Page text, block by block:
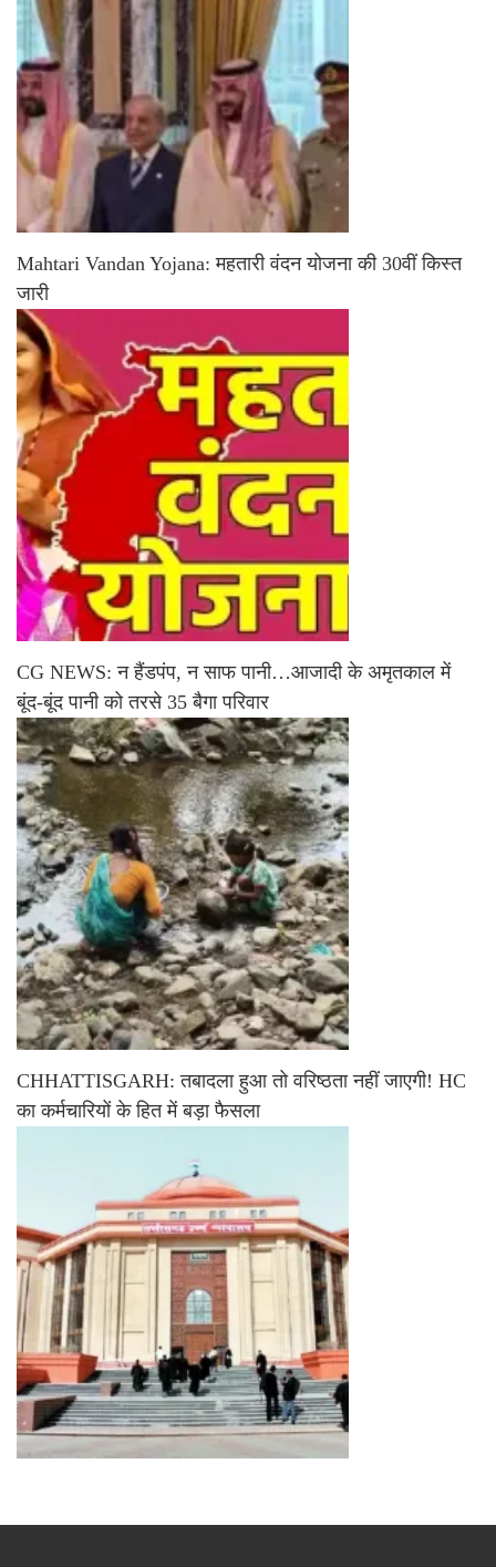
Mahtari Vandan Yojana: महतारी वंदन योजना की 30वीं किस्त
जारी
CG NEWS: न हैंडपंप, न साफ पानी…आजादी के अमृतकाल में
बूंद-बूंद पानी को तरसे 35 बैगा परिवार
CHHATTISGARH: तबादला हुआ तो वरिष्ठता नहीं जाएगी! HC
का कर्मचारियों के हित में बड़ा फैसला